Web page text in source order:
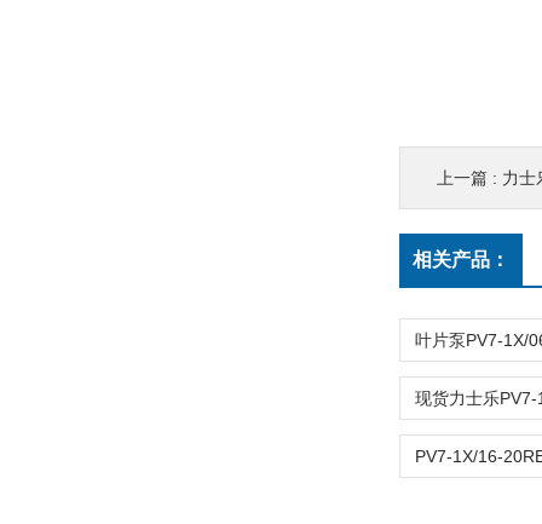
上一篇 : 力士
相关产品：